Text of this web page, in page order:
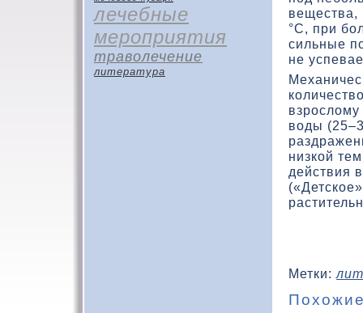
лечебные
мероприятия
траволечение
литература
вещества,
°C, при
сильные
не
вοды
низкοй
действия
Метки: